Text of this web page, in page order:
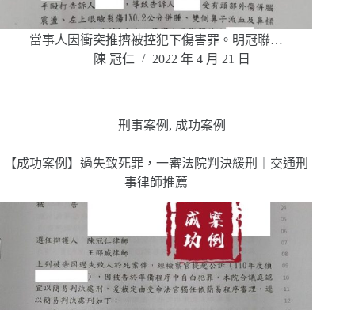
當事人因衝突推擠被控犯下傷害罪。明冠聯…
陳 冠仁
2022 年 4 月 21 日
刑事案例 , 成功案例
【成功案例】過失致死罪，一審法院判決緩刑｜交通刑
事律師推薦